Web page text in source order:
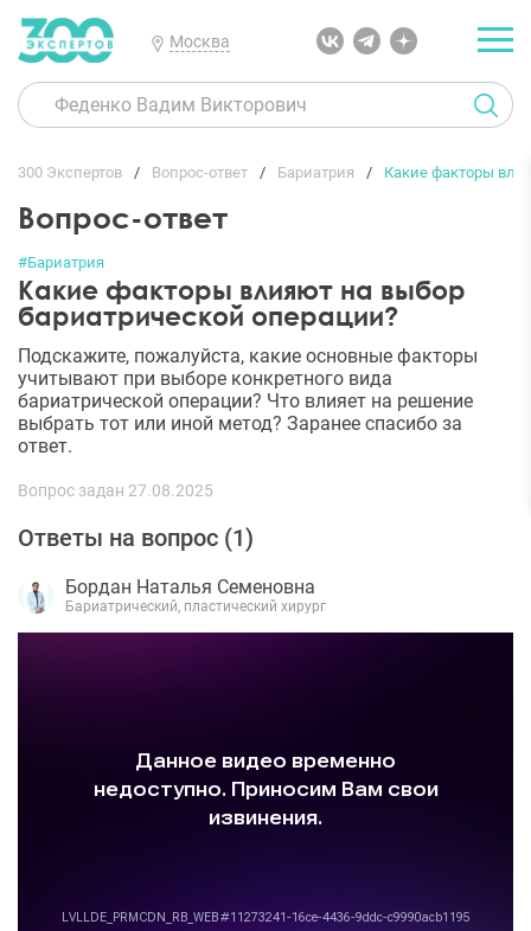
Москва
300 Экспертов Вопрос-ответ Бариатрия Какие факторы
Вопрос-ответ
#Бариатрия
Какие факторы влияют на выбор
бариатрической операции?
Подскажите, пожалуйста, какие основные факторы
учитывают при выборе конкретного вида
бариатрической операции? Что влияет на решение
выбрать тот или иной метод? Заранее спасибо за
ответ.
Вопрос задан 27.08.2025
Ответы на вопрос (1)
Бордан Наталья Семеновна
Бариатрический, пластический хирург